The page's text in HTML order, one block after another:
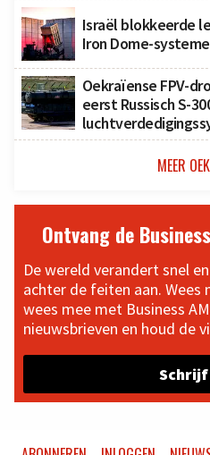
Israël blokkeerde
Iron Dome-
Oekraïense FPV-
eerst Russisch S-
MEER
Ontvang de
De wereld verandert snel
achter de feiten aan. Wees
wees mee met Business
nieuwsbrieven en houd de